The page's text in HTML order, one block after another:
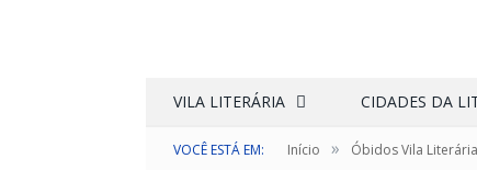
VILA LITERÁRIA CIDADES DA
VOCÊ ESTÁ EM: Início » Óbidos Vila Literária